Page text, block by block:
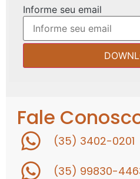
Informe seu email
Fale
(35) 3402-0201
(35) 99830-